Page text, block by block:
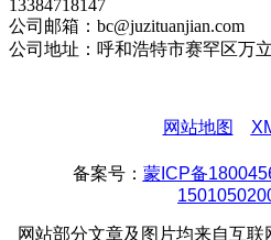
13384718147
公司邮箱：bc@juzituanjian.com
公司地址：呼和浩特市赛罕区万
网站地图
备案号： 蒙ICP备
网站部分文章及图片均来自互